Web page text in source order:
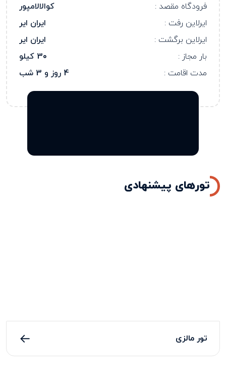
فرودگاه مقصد :
کوالالامپور
ایرلاین رفت :
ایران ایر
ایرلاین برگشت :
ایران ایر
بار مجاز :
30 کیلو
مدت اقامت :
4 روز و 3 شب
تورهای پیشنهادی
تور مالزی